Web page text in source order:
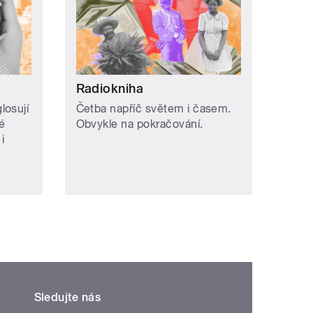
Radiokniha
Četba napříč světem i časem.
Obvykle na pokračování.
Sledujte nás